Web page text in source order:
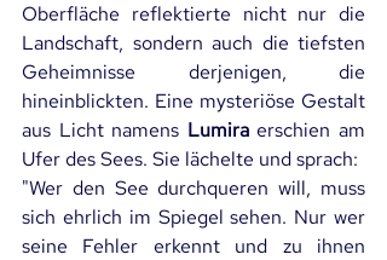
Oberfläche reflektierte nicht nur die
Landschaft, sondern auch die tiefsten
Geheimnisse derjenigen, die
hineinblickten. Eine mysteriöse Gestalt
aus Licht namens Lumira erschien am
Ufer des Sees. Sie lächelte und sprach:
"Wer den See durchqueren will, muss
sich ehrlich im Spiegel sehen. Nur wer
seine Fehler erkennt und zu ihnen